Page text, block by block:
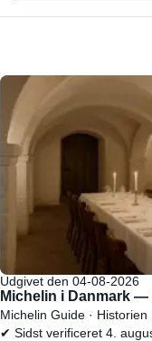
Udgivet den 04-08-2026
Michelin i Danmark
Michelin Guide ·
✔ Sidst verificeret 4.